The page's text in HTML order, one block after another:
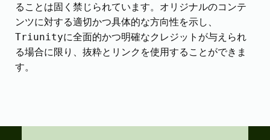
ることは固く禁じられています。オリジナルのコンテ
ンツに対する適切かつ具体的な方向性を示し、
Triunityに全面的かつ明確なクレジットが与えられ
る場合に限り、抜粋とリンクを使用することができま
す。